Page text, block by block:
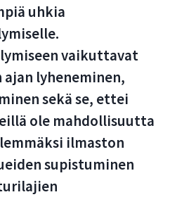
uhkia
vaikuttavat
lyheneminen,
sekä se, ettei
ole mahdollisuutta
ilmaston
supistuminen